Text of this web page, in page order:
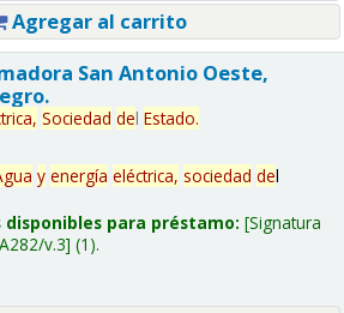
Agregar al carrito
San Antonio Oeste,
Sociedad del Estado.
y energía eléctrica, sociedad del
disponibles para préstamo: Signatura
v.3 (1).